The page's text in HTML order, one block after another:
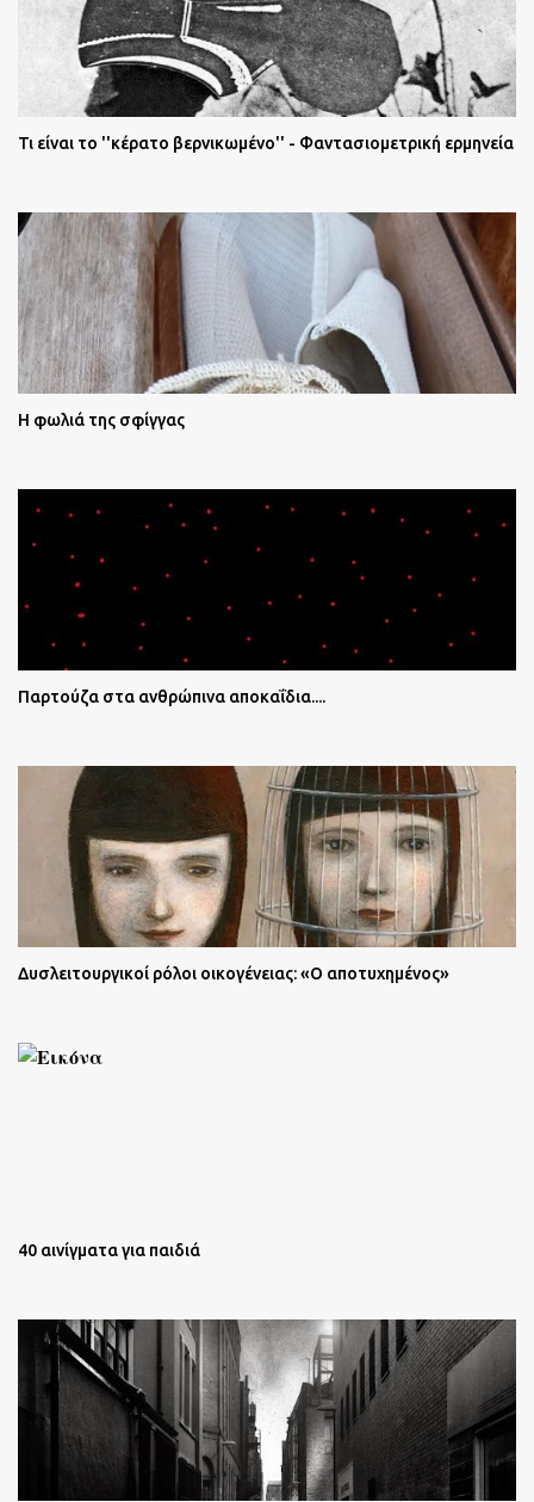
Τι είναι το ''κέρατο βερνικωμένο'' - Φαντασιομετρική ερμηνεία
Η φωλιά της σφίγγας
Παρτούζα στα ανθρώπινα αποκαΐδια....
Δυσλειτουργικοί ρόλοι οικογένειας: «Ο αποτυχημένος»
40 αινίγματα για παιδιά